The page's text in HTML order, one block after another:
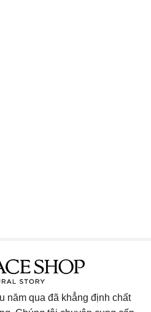
năm qua đã khẳng định chất